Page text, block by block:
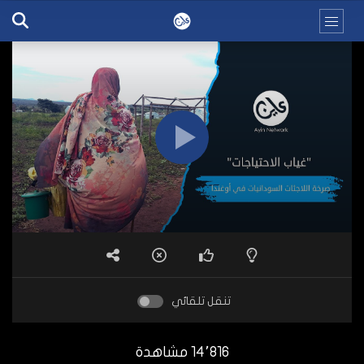
تنقل تلقائي
14٬816 مشاهدة